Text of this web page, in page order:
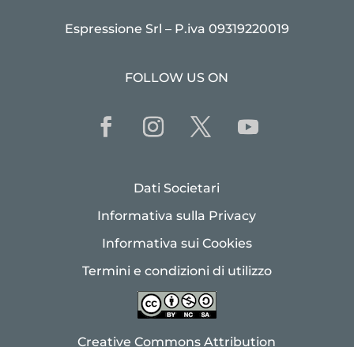
Espressione Srl – P.iva 09319220019
FOLLOW US ON
Dati Societari
Informativa sulla Privacy
Informativa sui Cookies
Termini e condizioni di utilizzo
Creative Commons Attribution